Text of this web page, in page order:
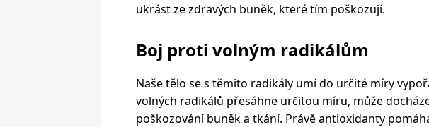
ukrást ze zdravých buněk, které tím poškozují.
Boj proti volným radikálům
Naše tělo se s těmito radikály umí do určité míry
volných radikálů přesáhne určitou míru, může
poškozování buněk a tkání. Právě antioxidanty